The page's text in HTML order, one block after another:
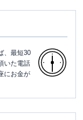
、最短30
いた電話
にお金が